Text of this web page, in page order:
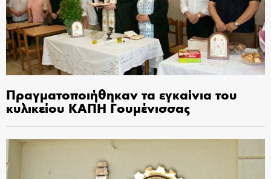
Πραγματοποιήθηκαν τα εγκαίνια του
κυλικείου ΚΑΠΗ Γουμένισσας